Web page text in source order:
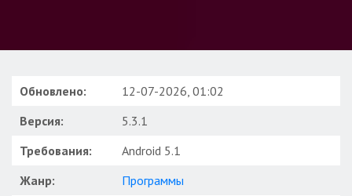
Обновлено:
12-07-2026, 01:02
Версия:
5.3.1
Требования:
Android 5.1
Жанр:
Программы